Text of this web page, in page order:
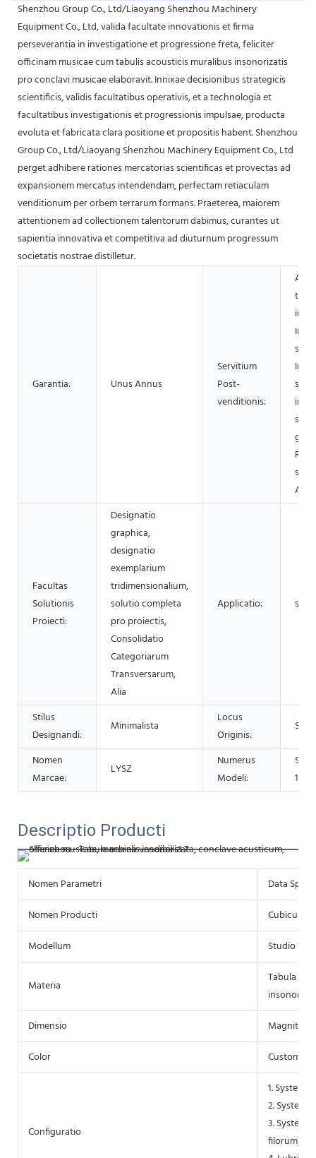
Shenzhou Group Co., Ltd/Liaoyang Shenzhou Machinery
Equipment Co., Ltd, valida facultate innovationis et firma
perseverantia in investigatione et progressione freta, feliciter
officinam musicae cum tabulis acousticis muralibus insonorizatis
pro conclavi musicae elaboravit. Innixae decisionibus strategicis
scientificis, validis facultatibus operativis, et a technologia et
facultatibus investigationis et progressionis impulsae, producta
evoluta et fabricata clara positione et propositis habent. Shenzhou
Group Co., Ltd/Liaoyang Shenzhou Machinery Equipment Co., Ltd
perget adhibere rationes mercatorias scientificas et provectas ad
expansionem mercatus intendendam, perfectam retiaculam
venditionum per orbem terrarum formans. Praeterea, maiorem
attentionem ad collectionem talentorum dabimus, curantes ut
sapientia innovativa et competitiva ad diuturnum progressum
societatis nostrae distilletur.
Garantia: Unus Annus
Servitium
Post-
venditionis:
situ,
situ,
in
Alia
Facultas
Solutionis
Proiecti:
Designatio
graphica,
designatio
exemplarium
tridimensionalium,
solutio completa
pro proiectis,
Consolidatio
Categoriarum
Transversarum,
Alia
Applicatio:
Stilus
Designandi:
Minimalista
Locus
Originis:
Sina
Nomen
Marcae:
LYSZ
Numerus
Modeli:
Descriptio Producti
Nomen Parametri
Data
Nomen Producti
Modellum
Studio
Materia
Tabula
Dimensio
Magnitudo
Color
Configuratio
1.
2.
3.
filorum).